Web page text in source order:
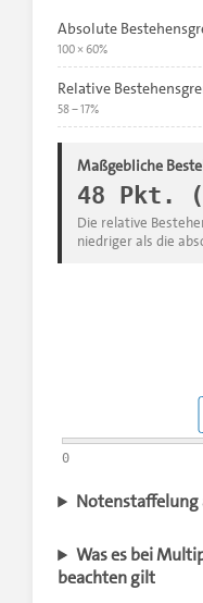
Absolute
100 × 60%
Relative
58 − 17%
Maßgebliche
48 Pkt.
Die relative
niedriger als die
0
Notenstaffelung
Was es bei
beachten gilt